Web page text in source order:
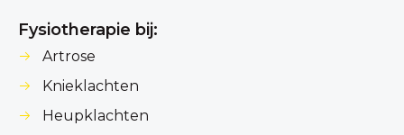
Fysiotherapie bij:
Artrose
Knieklachten
Heupklachten